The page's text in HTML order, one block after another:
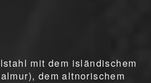
mit dem isländischem
dem altnorischem